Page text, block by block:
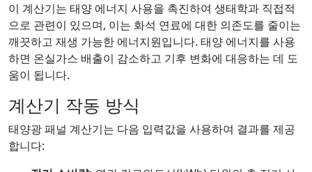
이 계산기는 태양 에너지 사용을 촉진하여 생태학과 직접적
으로 관련이 있으며, 이는 화석 연료에 대한 의존도를 줄이는
깨끗하고 재생 가능한 에너지원입니다. 태양 에너지를 사용
하면 온실가스 배출이 감소하고 기후 변화에 대응하는 데 도
움이 됩니다.
계산기 작동 방식
태양광 패널 계산기는 다음 입력값을 사용하여 결과를 제공
합니다: